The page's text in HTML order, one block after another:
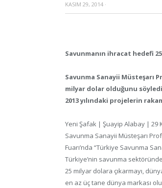
KASIM 29, 2014 ·
Savunmanın ihracat hedefi
Savunma Sanayii Müsteşarı
milyar dolar olduğunu
2013 yılındaki projelerin
Yeni Şafak | Şuayip Alabay | 29
Savunma Sanayii Müsteşarı
Fuarı’nda “Türkiye Savunma
Türkiye’nin savunma
25 milyar dolara çıkarmayı,
en az üç tane dünya markası